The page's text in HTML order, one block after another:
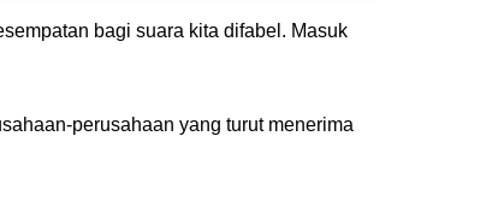
bagi suara kita difabel. Masuk
perusahaan yang turut menerima